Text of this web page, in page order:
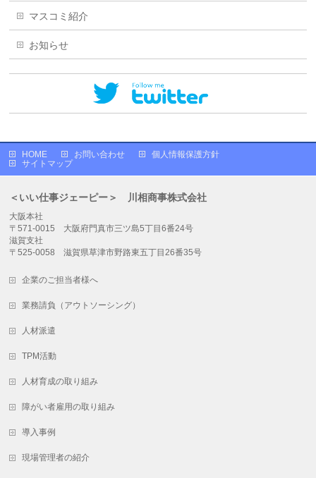
マスコミ紹介
お知らせ
HOME お問い合わせ
個人情報保護方針
サイトマップ
＜いい仕事ジェーピー＞ 川相商事株式会社
大阪本社
〒571-0015 大阪府門真市三ツ島5丁目6番24号
滋賀支社
〒525-0058 滋賀県草津市野路東五丁目26番35号
企業のご担当者様へ
業務請負（アウトソーシング）
人材派遣
TPM活動
人材育成の取り組み
障がい者雇用の取り組み
導入事例
現場管理者の紹介